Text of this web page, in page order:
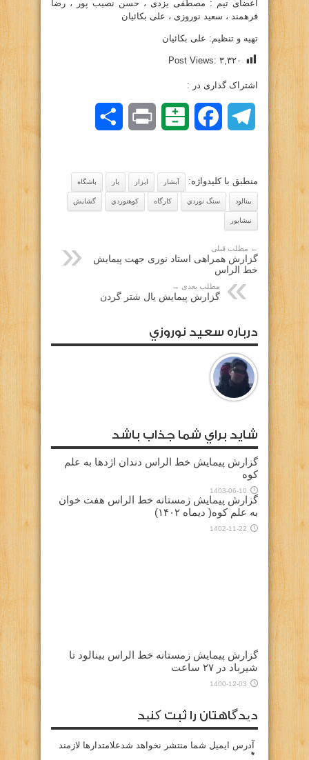
اعضای تیم : مصطفی یزدی ، حسن نصیب پور ، رضا
فرهمند ، سعید نوروزی ، علی بکائیان
تهیه و تنظیم: علی بکائیان
Post Views: ۳,۳۲۰
اشتراک گذاری در :
Telegram
Facebook
Balatarin
Print
منطبق با کلیدواژه: آبشار ابزار بار باشگاه
بينالود سنگ نوردي كارگاه كوهنوردي گشايش
نيشابور
← مطلب قبلی
گزارش همراهی استاد نوری جهت پیمایش
خط الراس
مطلب بعدی →
گزارش پیمایش یال شتر گردن
درباره سعيد نوروزي
شايد براي شما جذاب باشد
گزارش پیمایش خط الراس دندان اژدها به علم
کوه
1403-06-10
گزارش پیمایش زمستانه خط الراس هفت خوان
به علم کوه( دیماه ۱۴۰۲)
1402-11-22
گزارش پیمایش زمستانه خط الراس بینالود تا
شیرباد در ۲۷ ساعت
1400-12-03
دیدگاهتان را ثبت کنید
آدرس ایمیل شما منتشر نخواهد شدعلامتدارها لازمند
*